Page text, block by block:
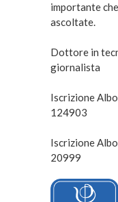
importante
ascoltate.
Dottore in
giornalista
Iscrizione
124903
Iscrizione
20999